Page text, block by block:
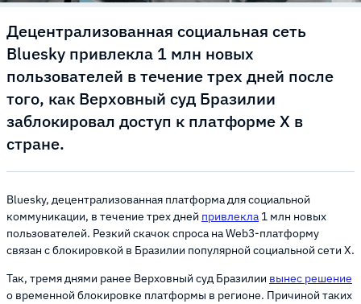
Децентрализованная социальная сеть
Bluesky привлекла 1 млн новых
пользователей в течение трех дней после
того, как Верховный суд Бразилии
заблокировал доступ к платформе X в
стране.
Bluesky, децентрализованная платформа для социальной
коммуникации, в течение трех дней привлекла 1 млн новых
пользователей. Резкий скачок спроса на Web3-платформу
связан с блокировкой в Бразилии популярной социальной сети X.
Так, тремя днями ранее Верховный суд Бразилии вынес решение
о временной блокировке платформы в регионе. Причиной таких